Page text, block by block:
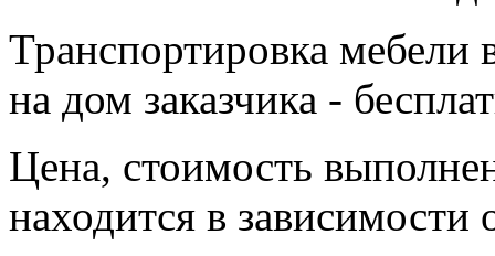
Транспортировка мебели
на дом заказчика -
Цена, стоимость
находится в зависимости